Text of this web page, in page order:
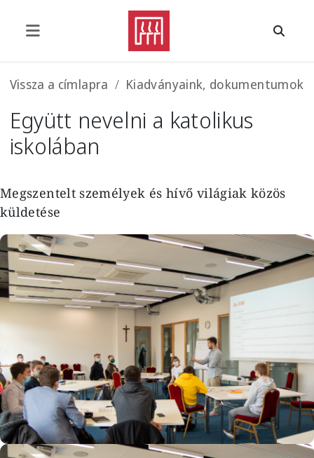
Morzsa
Vissza a címlapra Kiadványaink, dokumentumok
Együtt nevelni a katolikus
iskolában
Megszentelt személyek és hívő világiak közös
küldetése